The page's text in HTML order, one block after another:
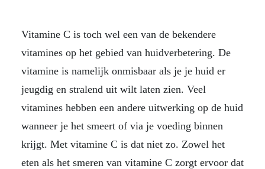
Vitamine C is toch wel een van de bekendere
vitamines op het gebied van huidverbetering. De
vitamine is namelijk onmisbaar als je je huid er
jeugdig en stralend uit wilt laten zien. Veel
vitamines hebben een andere uitwerking op de huid
wanneer je het smeert of via je voeding binnen
krijgt. Met vitamine C is dat niet zo. Zowel het
eten als het smeren van vitamine C zorgt ervoor dat